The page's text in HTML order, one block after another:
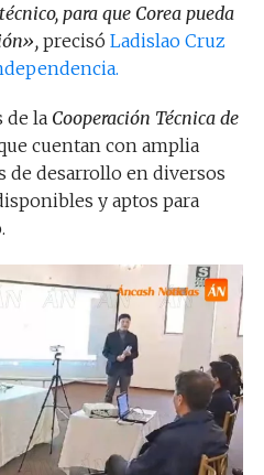
para que Corea pueda
precisó Ladislao Cruz
de la Cooperación Técnica de
cuentan con amplia
de desarrollo en diversos
y aptos para